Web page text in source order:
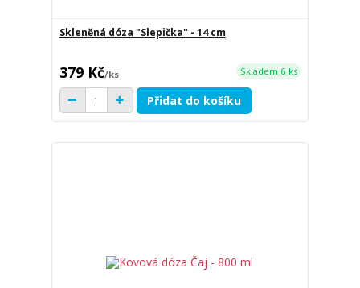
Skleněná dóza "Slepička" - 14 cm
379 Kč/ks Skladem 6 ks
Přidat do košíku